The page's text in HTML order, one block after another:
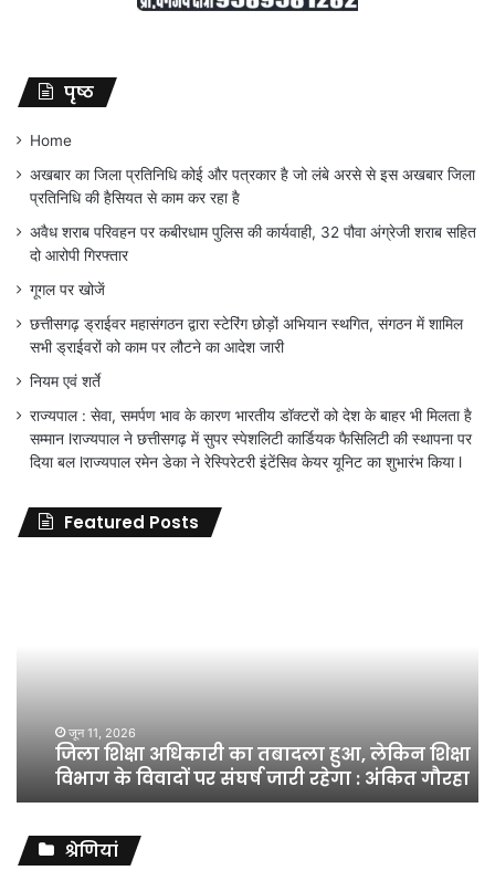
पृष्ठ
Home
अखबार का जिला प्रतिनिधि कोई और पत्रकार है जो लंबे अरसे से इस अखबार जिला
प्रतिनिधि की हैसियत से काम कर रहा है
अवैध शराब परिवहन पर कबीरधाम पुलिस की कार्यवाही, 32 पौवा अंग्रेजी शराब सहित
दो आरोपी गिरफ्तार
गूगल पर खोजें
छत्तीसगढ़ ड्राईवर महासंगठन द्वारा स्टेरिंग छोड़ों अभियान स्थगित, संगठन में शामिल
सभी ड्राईवरों को काम पर लौटने का आदेश जारी
नियम एवं शर्ते
राज्यपाल : सेवा, समर्पण भाव के कारण भारतीय डॉक्टरों को देश के बाहर भी मिलता है
सम्मान lराज्यपाल ने छत्तीसगढ़ में सुपर स्पेशलिटी कार्डियक फैसिलिटी की स्थापना पर
दिया बल lराज्यपाल रमेन डेका ने रेस्पिरेटरी इंटेंसिव केयर यूनिट का शुभारंभ किया l
Featured Posts
विवादों
संघर्ष
जारी
जून 11, 2026
जिला शिक्षा अधिकारी का तबादला हुआ, लेकिन शिक्षा
विभाग के विवादों पर संघर्ष जारी रहेगा : अंकित गौरहा
श्रेणियां